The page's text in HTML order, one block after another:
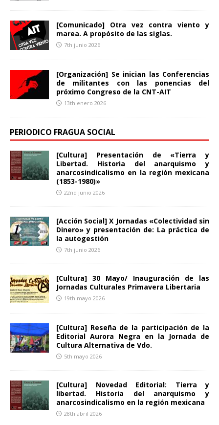
[Comunicado] Otra vez contra viento y
marea. A propósito de las siglas.
7th junio 2026
[Organización] Se inician las Conferencias
de militantes con las ponencias del
próximo Congreso de la CNT-AIT
13th enero 2026
PERIODICO FRAGUA SOCIAL
[Cultura] Presentación de «Tierra y
Libertad. Historia del anarquismo y
anarcosindicalismo en la región mexicana
(1853-1980)»
22nd junio 2026
[Acción Social] X Jornadas «Colectividad sin
Dinero» y presentación de: La práctica de
la autogestión
7th junio 2026
[Cultura] 30 Mayo/ Inauguración de las
Jornadas Culturales Primavera Libertaria
19th mayo 2026
[Cultura] Reseña de la participación de la
Editorial Aurora Negra en la Jornada de
Cultura Alternativa de Vdo.
5th mayo 2026
[Cultura] Novedad Editorial: Tierra y
libertad. Historia del anarquismo y
anarcosindicalismo en la región mexicana
28th abril 2026